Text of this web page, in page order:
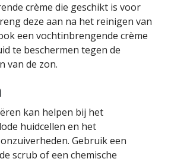
crème die geschikt is voor
deze aan na het reinigen van
een vochtinbrengende crème
te beschermen tegen de
van de zon.
kan helpen bij het
huidcellen en het
Gebruik een
scrub of een chemische